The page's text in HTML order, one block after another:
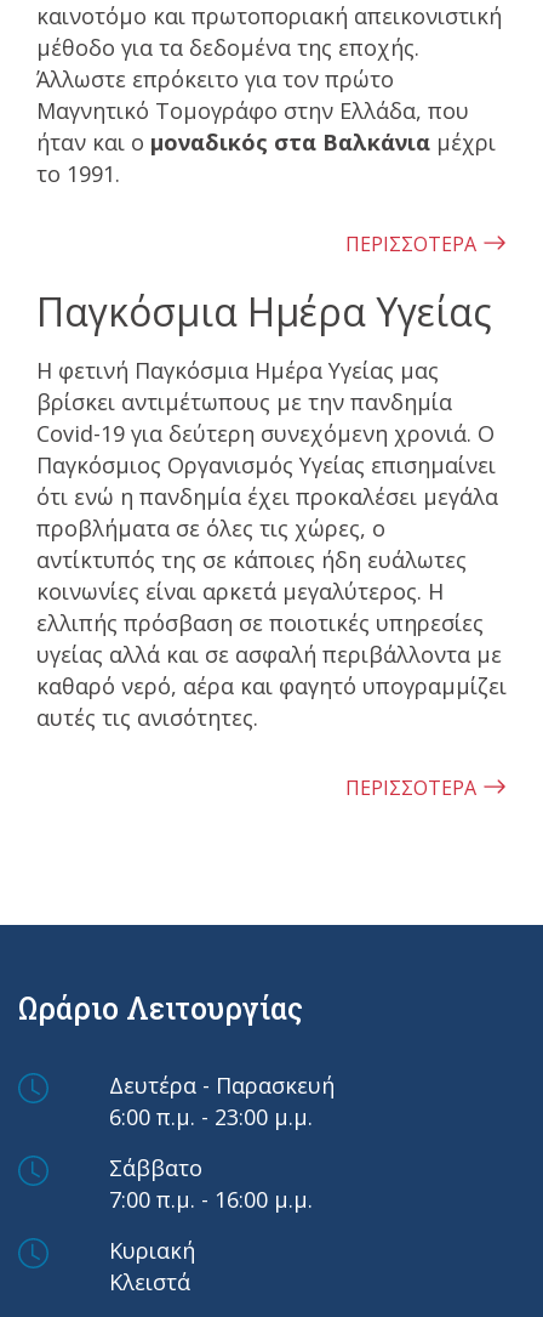
καινοτόμο και πρωτοποριακή απεικονιστική
μέθοδο για τα δεδομένα της εποχής.
Άλλωστε επρόκειτο για τον πρώτο
Μαγνητικό Τομογράφο στην Ελλάδα, που
ήταν και ο μοναδικός στα Βαλκάνια μέχρι
το 1991.
ΠΕΡΙΣΣΟΤΕΡΑ
Παγκόσμια Ημέρα Υγείας
Η φετινή Παγκόσμια Ημέρα Υγείας μας
βρίσκει αντιμέτωπους με την πανδημία
Covid-19 για δεύτερη συνεχόμενη χρονιά. Ο
Παγκόσμιος Οργανισμός Υγείας επισημαίνει
ότι ενώ η πανδημία έχει προκαλέσει μεγάλα
προβλήματα σε όλες τις χώρες, ο
αντίκτυπός της σε κάποιες ήδη ευάλωτες
κοινωνίες είναι αρκετά μεγαλύτερος. Η
ελλιπής πρόσβαση σε ποιοτικές υπηρεσίες
υγείας αλλά και σε ασφαλή περιβάλλοντα με
καθαρό νερό, αέρα και φαγητό υπογραμμίζει
αυτές τις ανισότητες.
ΠΕΡΙΣΣΟΤΕΡΑ
Ωράριο Λειτουργίας
Δευτέρα - Παρασκευή
6:00 π.μ. - 23:00 μ.μ.
Σάββατο
7:00 π.μ. - 16:00 μ.μ.
Κυριακή
Κλειστά